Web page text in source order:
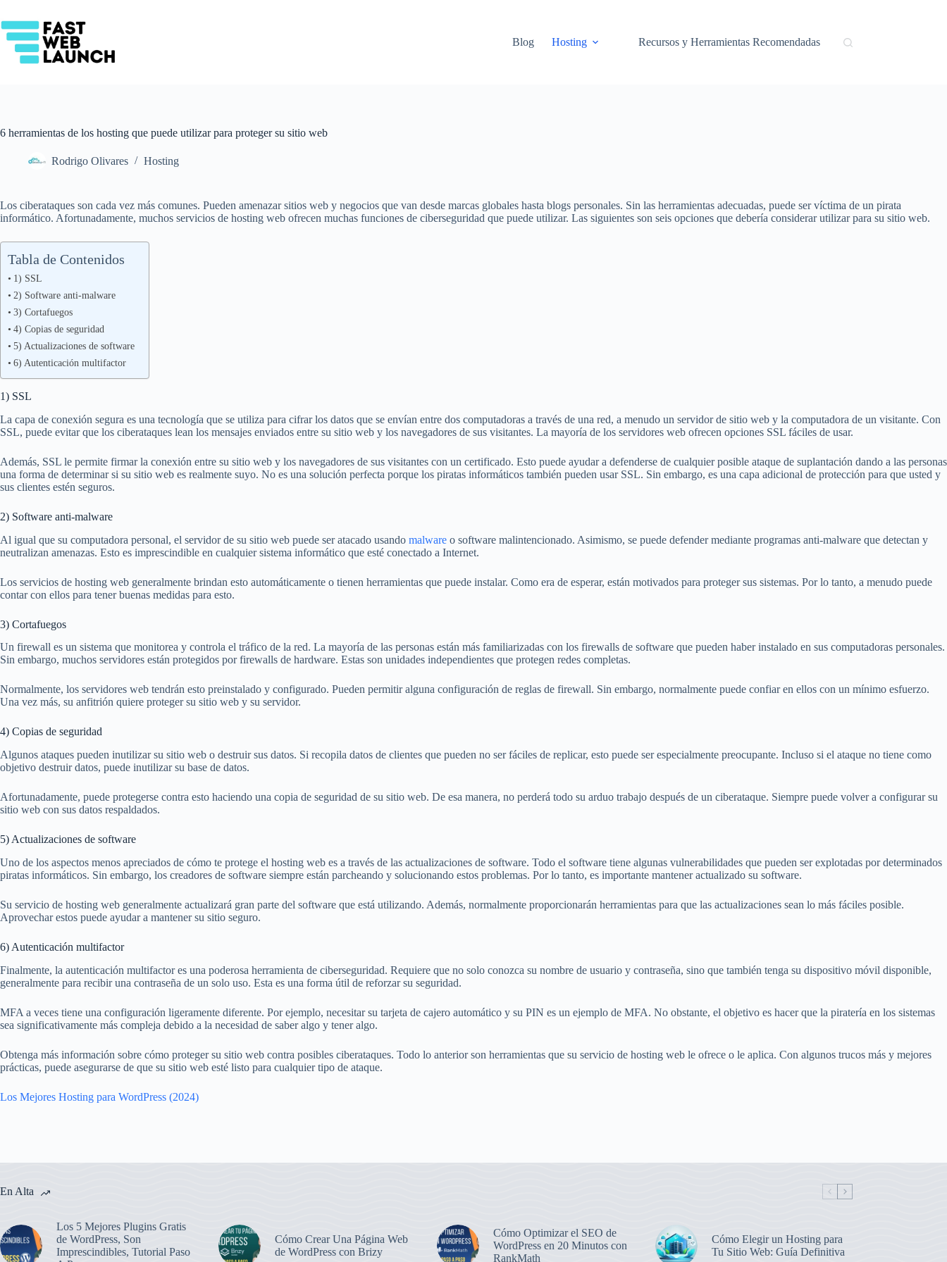
al
contenido
Blog
Hosting Recursos y Herramientas Recomendadas
6 herramientas de los hosting que puede utilizar para proteger su sitio web
Rodrigo Olivares Hosting
Los ciberataques son cada vez más comunes. Pueden amenazar sitios web y negocios que van desde marcas globales hasta blogs personales. Sin las herramientas adecuadas, puede ser víctima de un pirata
informático. Afortunadamente, muchos servicios de hosting web ofrecen muchas funciones de ciberseguridad que puede utilizar. Las siguientes son seis opciones que debería considerar utilizar para su sitio web.
Tabla de Contenidos
1) SSL
2) Software anti-malware
3) Cortafuegos
4) Copias de seguridad
5) Actualizaciones de software
6) Autenticación multifactor
1) SSL
La capa de conexión segura es una tecnología que se utiliza para cifrar los datos que se envían entre dos computadoras a través de una red, a menudo un servidor de sitio web y la computadora de un visitante. Con
SSL, puede evitar que los ciberataques lean los mensajes enviados entre su sitio web y los navegadores de sus visitantes. La mayoría de los servidores web ofrecen opciones SSL fáciles de usar.
Además, SSL le permite firmar la conexión entre su sitio web y los navegadores de sus visitantes con un certificado. Esto puede ayudar a defenderse de cualquier posible ataque de suplantación dando a las personas
una forma de determinar si su sitio web es realmente suyo. No es una solución perfecta porque los piratas informáticos también pueden usar SSL. Sin embargo, es una capa adicional de protección para que usted y
sus clientes estén seguros.
2) Software anti-malware
Al igual que su computadora personal, el servidor de su sitio web puede ser atacado usando malware o software malintencionado. Asimismo, se puede defender mediante programas anti-malware que detectan y
neutralizan amenazas. Esto es imprescindible en cualquier sistema informático que esté conectado a Internet.
Los servicios de hosting web generalmente brindan esto automáticamente o tienen herramientas que puede instalar. Como era de esperar, están motivados para proteger sus sistemas. Por lo tanto, a menudo puede
contar con ellos para tener buenas medidas para esto.
3) Cortafuegos
Un firewall es un sistema que monitorea y controla el tráfico de la red. La mayoría de las personas están más familiarizadas con los firewalls de software que pueden haber instalado en sus computadoras personales.
Sin embargo, muchos servidores están protegidos por firewalls de hardware. Estas son unidades independientes que protegen redes completas.
Normalmente, los servidores web tendrán esto preinstalado y configurado. Pueden permitir alguna configuración de reglas de firewall. Sin embargo, normalmente puede confiar en ellos con un mínimo esfuerzo.
Una vez más, su anfitrión quiere proteger su sitio web y su servidor.
4) Copias de seguridad
Algunos ataques pueden inutilizar su sitio web o destruir sus datos. Si recopila datos de clientes que pueden no ser fáciles de replicar, esto puede ser especialmente preocupante. Incluso si el ataque no tiene como
objetivo destruir datos, puede inutilizar su base de datos.
Afortunadamente, puede protegerse contra esto haciendo una copia de seguridad de su sitio web. De esa manera, no perderá todo su arduo trabajo después de un ciberataque. Siempre puede volver a configurar su
sitio web con sus datos respaldados.
5) Actualizaciones de software
Uno de los aspectos menos apreciados de cómo te protege el hosting web es a través de las actualizaciones de software. Todo el software tiene algunas vulnerabilidades que pueden ser explotadas por determinados
piratas informáticos. Sin embargo, los creadores de software siempre están parcheando y solucionando estos problemas. Por lo tanto, es importante mantener actualizado su software.
Su servicio de hosting web generalmente actualizará gran parte del software que está utilizando. Además, normalmente proporcionarán herramientas para que las actualizaciones sean lo más fáciles posible.
Aprovechar estos puede ayudar a mantener su sitio seguro.
6) Autenticación multifactor
Finalmente, la autenticación multifactor es una poderosa herramienta de ciberseguridad. Requiere que no solo conozca su nombre de usuario y contraseña, sino que también tenga su dispositivo móvil disponible,
generalmente para recibir una contraseña de un solo uso. Esta es una forma útil de reforzar su seguridad.
MFA a veces tiene una configuración ligeramente diferente. Por ejemplo, necesitar su tarjeta de cajero automático y su PIN es un ejemplo de MFA. No obstante, el objetivo es hacer que la piratería en los sistemas
sea significativamente más compleja debido a la necesidad de saber algo y tener algo.
Obtenga más información sobre cómo proteger su sitio web contra posibles ciberataques. Todo lo anterior son herramientas que su servicio de hosting web le ofrece o le aplica. Con algunos trucos más y mejores
prácticas, puede asegurarse de que su sitio web esté listo para cualquier tipo de ataque.
Los Mejores Hosting para WordPress (2024)
En Alta
Los 5 Mejores Plugins Gratis
de WordPress, Son
Imprescindibles, Tutorial Paso
Cómo Crear Una Página Web
de WordPress con Brizy
Cómo Optimizar el SEO de
WordPress en 20 Minutos con
RankMath
Cómo Elegir un Hosting para
Tu Sitio Web: Guía Definitiva